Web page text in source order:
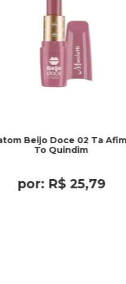
Beijo Doce 02 Ta
To Quindim
por: R$ 25,79